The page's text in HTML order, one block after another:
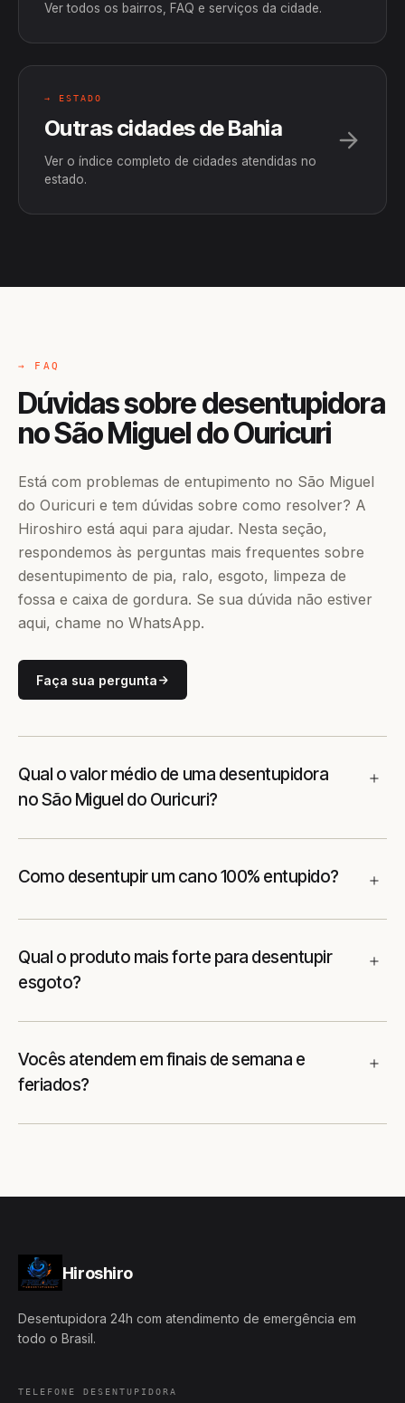
Ver todos os bairros, FAQ e serviços da cidade.
→ ESTADO
Outras cidades de Bahia
Ver o índice completo de cidades atendidas no
estado.
→ FAQ
Dúvidas sobre desentupidora
no São Miguel do Ouricuri
Está com problemas de entupimento no São Miguel
do Ouricuri e tem dúvidas sobre como resolver? A
Hiroshiro está aqui para ajudar. Nesta seção,
respondemos às perguntas mais frequentes sobre
desentupimento de pia, ralo, esgoto, limpeza de
fossa e caixa de gordura. Se sua dúvida não estiver
aqui, chame no WhatsApp.
Faça sua pergunta
Qual o valor médio de uma desentupidora
no São Miguel do Ouricuri?
Como desentupir um cano 100% entupido?
Qual o produto mais forte para desentupir
esgoto?
Vocês atendem em finais de semana e
feriados?
Hiroshiro
Desentupidora 24h com atendimento de emergência em
todo o Brasil.
TELEFONE DESENTUPIDORA